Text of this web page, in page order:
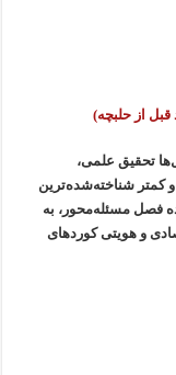
قبل از حلبچه)
تحقیق علمی،
کمتر شناخته‌شده‌ترین
فصل مسئله‌محور، به
و هویتی کوردهای